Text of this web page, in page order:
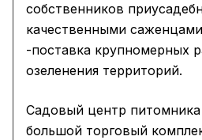
собственников
качественными
-поставка крупномерных
озеленения территорий.
Садовый центр
большой торговый